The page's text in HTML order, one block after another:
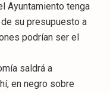
Ayuntamiento tenga
su presupuesto a
podrían ser el
saldrá a
en negro sobre